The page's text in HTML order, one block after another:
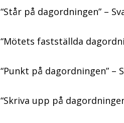
“Står på dagordningen” –
“Mötets fastställda
“Punkt på dagordningen” –
“Skriva upp på